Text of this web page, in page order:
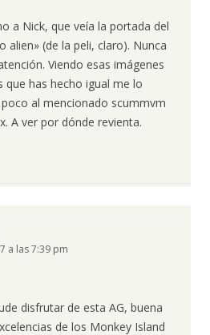
a Nick, que veía la portada del
alien» (de la peli, claro). Nunca
Viendo esas imágenes
que has hecho igual me lo
al mencionado scummvm
A ver por dónde revienta.
a las 7:39 pm
disfrutar de esta AG, buena
de los Monkey Island